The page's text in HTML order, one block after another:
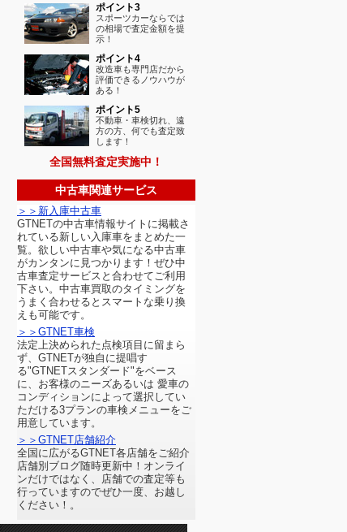
ポイント3
スポーツカーならでは
の相場で査定金額を提
示！
ポイント4
改造車も専門店だから
評価できるノウハウが
ある！
ポイント5
不動車・車検切れ、遠
方の方、何でも査定致
します！
全国無料査定実施中！
中古車関連サービス
＞＞新入庫中古車
GTNETの中古車情報サイトに掲載さ
れている新しい入庫車をまとめた一
覧。欲しい中古車や気になる中古車
がカンタンに見つかります！ぜひ中
古車査定サービスと合わせてご利用
下さい。中古車買取のタイミングを
うまく合わせるとスマートな乗り換
えも可能です。
＞＞GTNET車検
法定上決められた点検項目に留まら
ず、GTNETが独自に提唱す
る"GTNETスタンダード"をベース
に、お客様のニーズあるいは 愛車の
コンディションによって選択してい
ただける3プランの車検メニューをご
用意しています。
＞＞GTNET店舗紹介
全国に広がるGTNET各店舗をご紹介
店舗別ブログ随時更新中！オンライ
ンだけではなく、店舗での査定等も
行っていますのでぜひ一度、お越し
ください！。